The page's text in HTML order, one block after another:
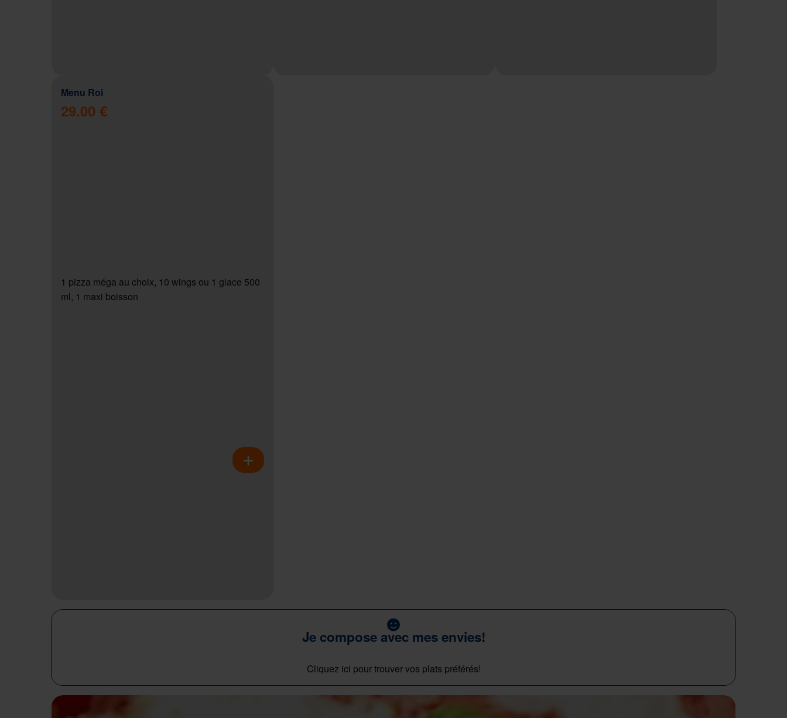
Menu Roi
29.00 €
1 pizza méga au choix, 10 wings ou 1 glace 500
ml, 1 maxi boisson
Je compose avec mes envies!
Cliquez ici pour trouver vos plats préférés!